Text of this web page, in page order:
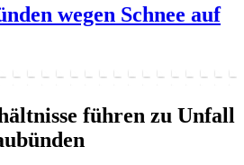
wegen Schnee auf
führen zu Unfall